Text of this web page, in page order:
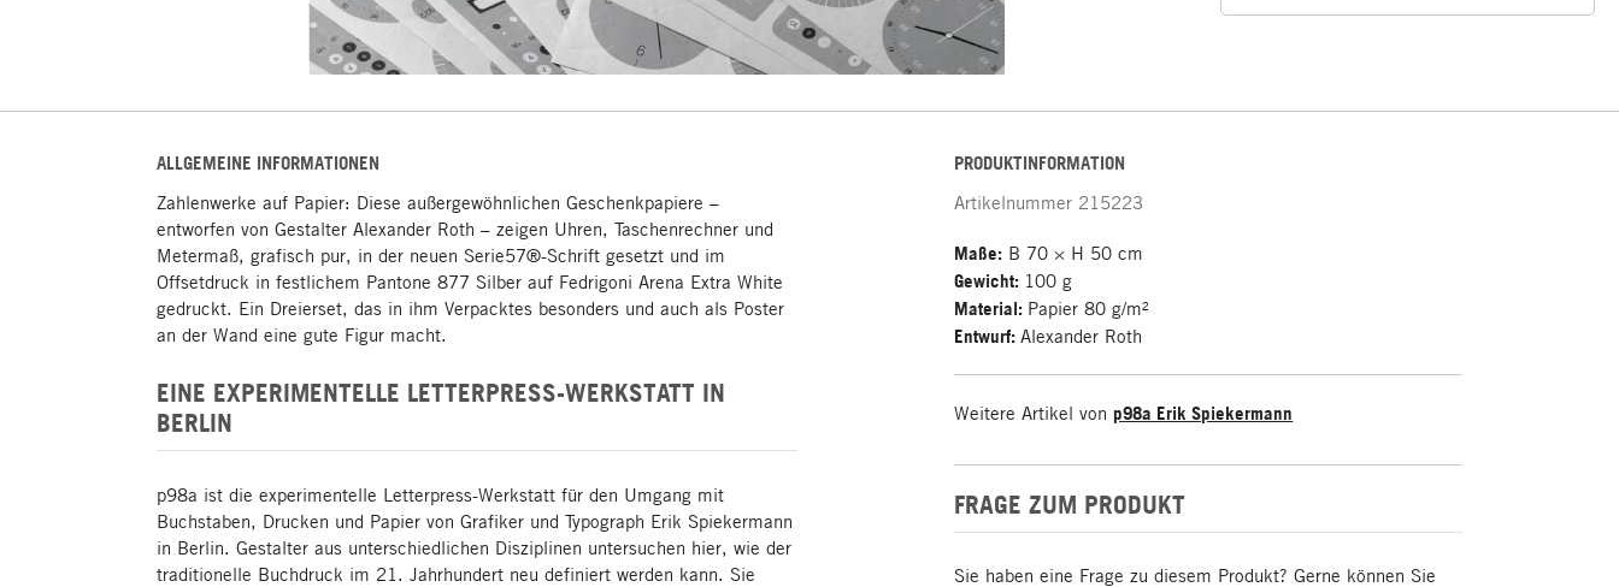
ALLGEMEINE INFORMATIONEN
Zahlenwerke auf Papier: Diese außergewöhnlichen Geschenkpapiere –
entworfen von Gestalter Alexander Roth – zeigen Uhren, Taschenrechner und
Metermaß, grafisch pur, in der neuen Serie57®-Schrift gesetzt und im
Offsetdruck in festlichem Pantone 877 Silber auf Fedrigoni Arena Extra White
gedruckt. Ein Dreierset, das in ihm Verpacktes besonders und auch als Poster
an der Wand eine gute Figur macht.
EINE EXPERIMENTELLE ­LETTERPRESS-WERKSTATT IN
BERLIN
p98a ist die experimentelle ­Letterpress-Werkstatt für den Umgang mit
Buchstaben, Drucken und Papier von Grafiker und Typograph Erik Spiekermann
in Berlin. Gestalter aus unterschiedlichen Disziplinen unter­suchen hier, wie der
traditionelle Buchdruck im 21. Jahrhundert neu definiert werden kann. Sie
PRODUKTINFORMATION
Artikelnummer 215223
Maße: B 70 × H 50 cm
Gewicht: 100 g
Material: Papier 80 g/m²
Entwurf:Alexander Roth
Weitere Artikel von p98a Erik Spiekermann
FRAGE ZUM PRODUKT
Sie haben eine Frage zu diesem Produkt? Gerne können Sie